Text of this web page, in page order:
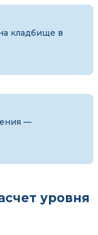
кладбище в
—
уровня